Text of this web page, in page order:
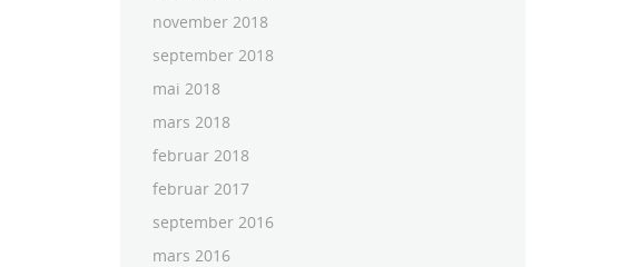
november 2018
september 2018
mai 2018
mars 2018
februar 2018
februar 2017
september 2016
mars 2016